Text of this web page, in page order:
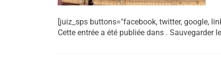
[juiz_sps buttons="facebook, twitter, google,
Cette entrée a été publiée dans . Sauvegarder